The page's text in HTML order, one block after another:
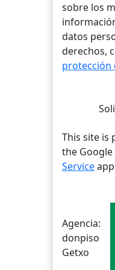
sobre los
datos
derechos,
protección
This site is
the Google
Service
Agencia:
donpiso
Getxo